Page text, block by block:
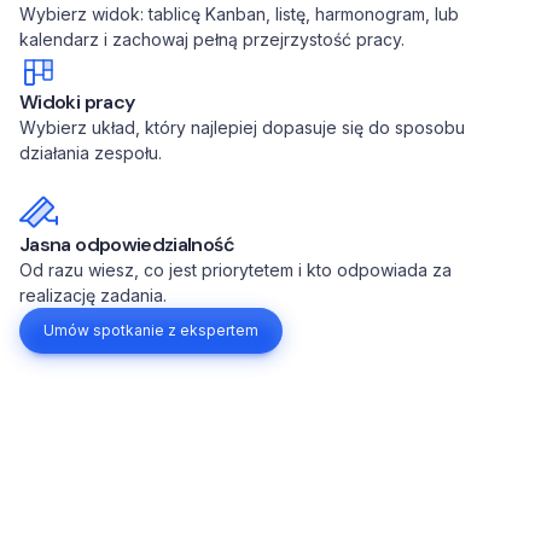
Wybierz widok: tablicę Kanban, listę, harmonogram, lub
kalendarz i zachowaj pełną przejrzystość pracy.
Widoki pracy
Wybierz układ, który najlepiej dopasuje się do sposobu
działania zespołu.
Jasna odpowiedzialność
Od razu wiesz, co jest priorytetem i kto odpowiada za
realizację zadania.
Umów spotkanie z ekspertem